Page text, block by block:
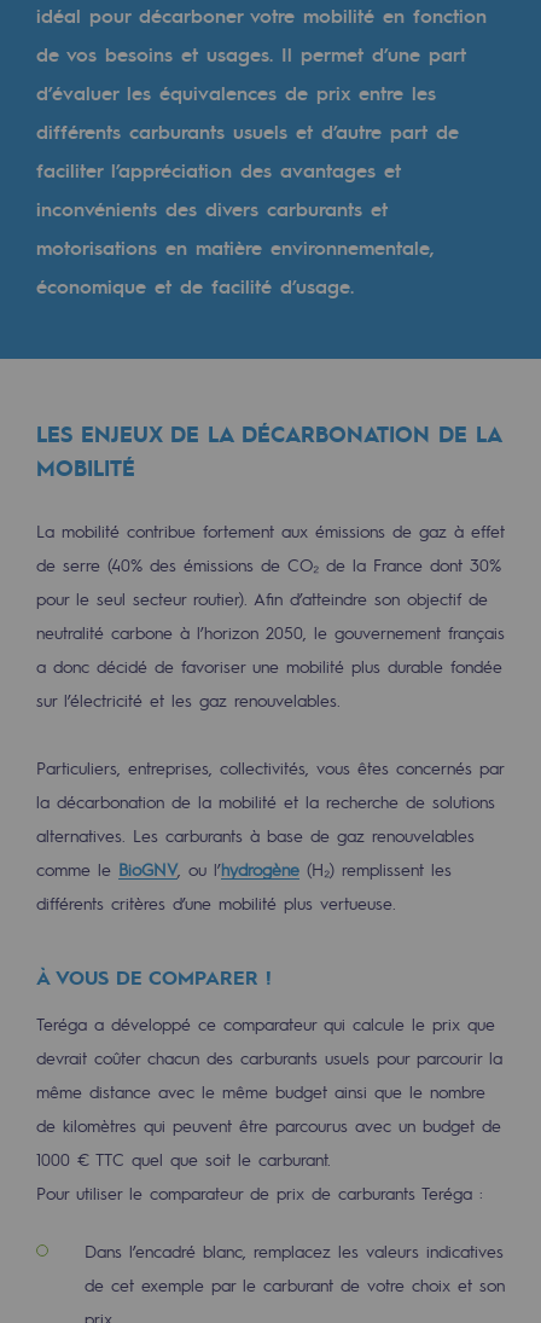
Notre organisation
Indicateurs
Publications institutionnelles
Les énergies d'avenir
Gaz renouvelables et procédés durables
Gaz renouvelables et procédés
Pyrogazéification et gazéification
Méthanation
Captage de CO2
Nouveaux usages
Espace pédagogique
Espace pédagogique
2050 : un monde d’énergies
CCUS Objectif Zéro CO2
Objectif Biométhane
Le Labo
Acteur engagé
Acteur engagé
Ambition RSE
Responsabilité environnementale
idéal pour décarboner votre mobilité en fonction
de vos besoins et usages. Il permet d’une part
d’évaluer les équivalences de prix entre les
différents carburants usuels et d’autre part de
faciliter l’appréciation des avantages et
inconvénients des divers carburants et
motorisations en matière environnementale,
économique et de facilité d’usage.
LES ENJEUX DE LA DÉCARBONATION DE LA
MOBILITÉ
La mobilité contribue fortement aux émissions de gaz à effet
de serre (40% des émissions de CO₂ de la France dont 30%
pour le seul secteur routier). Afin d’atteindre son objectif de
neutralité carbone à l’horizon 2050, le gouvernement français
a donc décidé de favoriser une mobilité plus durable fondée
sur l’électricité et les gaz renouvelables.
Particuliers, entreprises, collectivités, vous êtes concernés par
la décarbonation de la mobilité et la recherche de solutions
alternatives. Les carburants à base de gaz renouvelables
comme le BioGNV, ou l’hydrogène (H₂) remplissent les
différents critères d’une mobilité plus vertueuse.
À VOUS DE COMPARER !
Teréga a développé ce comparateur qui calcule le prix que
devrait coûter chacun des carburants usuels pour parcourir la
même distance avec le même budget ainsi que le nombre
de kilomètres qui peuvent être parcourus avec un budget de
1000 € TTC quel que soit le carburant.
Pour utiliser le comparateur de prix de carburants Teréga :
Dans l’encadré blanc, remplacez les valeurs indicatives
de cet exemple par le carburant de votre choix et son
prix.